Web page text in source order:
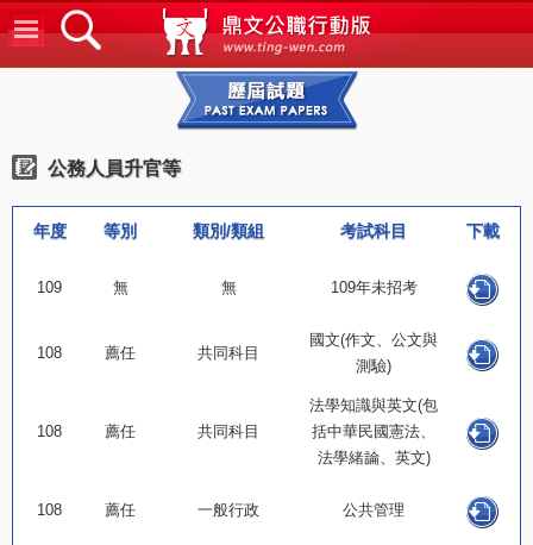
鼎文公
公務人員升官等
年度 等別 類別/類組 考試科目 下載
109 無 無 109年未招考
108 薦任 共同科目
國文(作文、公文與
測驗)
108 薦任 共同科目
法學知識與英文(包
括中華民國憲法、
法學緒論、英文)
108 薦任 一般行政 公共管理